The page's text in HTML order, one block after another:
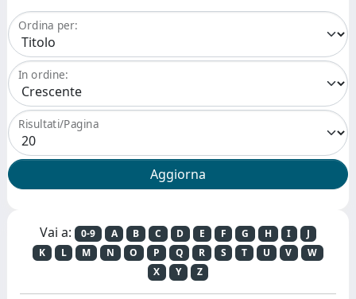
Ordina per:
In ordine:
Risultati/Pagina
Vai a: 0-9 A B C D E F G H I
J
K
L M N O P Q R S T U V
W
X
Y Z